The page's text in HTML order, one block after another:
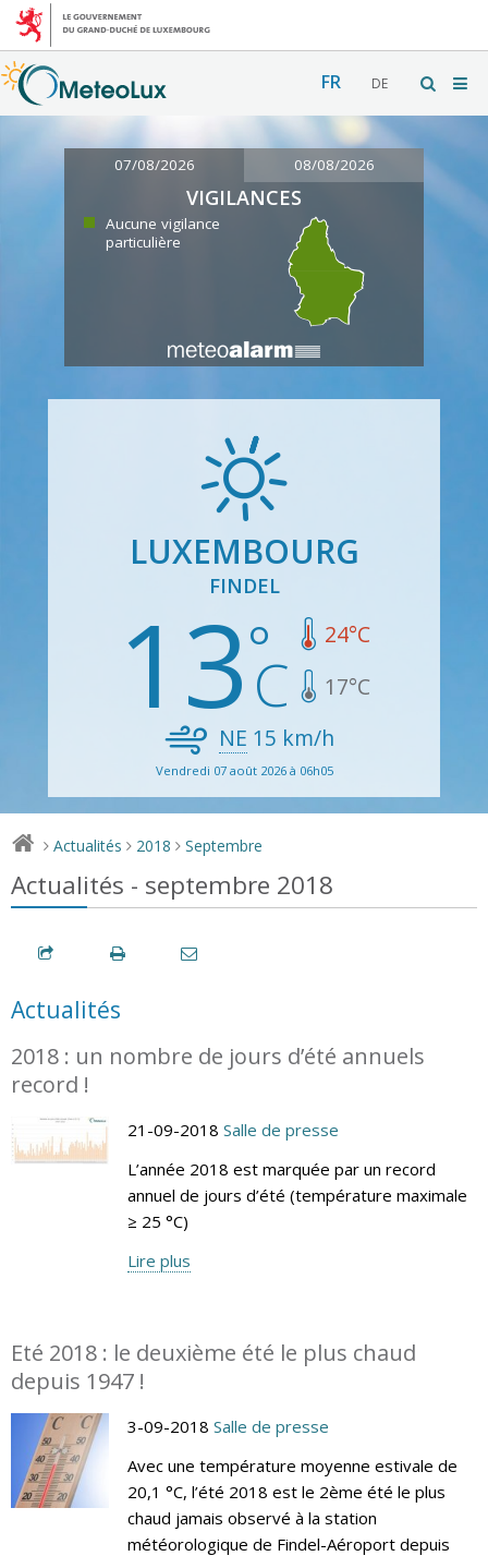
FR DE
07/08/2026 08/08/2026
VIGILANCES
Aucune vigilance
particulière
LUXEMBOURG
FINDEL
13 24°C
17°C
NE 15 km/h
Vendredi 07 août 2026 à 06h05
> Actualités > 2018 > Septembre
Actualités - septembre 2018
Actualités
2018 : un nombre de jours d’été annuels
record !
21-09-2018 Salle de presse
L’année 2018 est marquée par un record
annuel de jours d’été (température maximale
≥ 25 °C)
Lire plus
Eté 2018 : le deuxième été le plus chaud
depuis 1947 !
3-09-2018 Salle de presse
Avec une température moyenne estivale de
20,1 °C, l’été 2018 est le 2ème été le plus
chaud jamais observé à la station
météorologique de Findel-Aéroport depuis